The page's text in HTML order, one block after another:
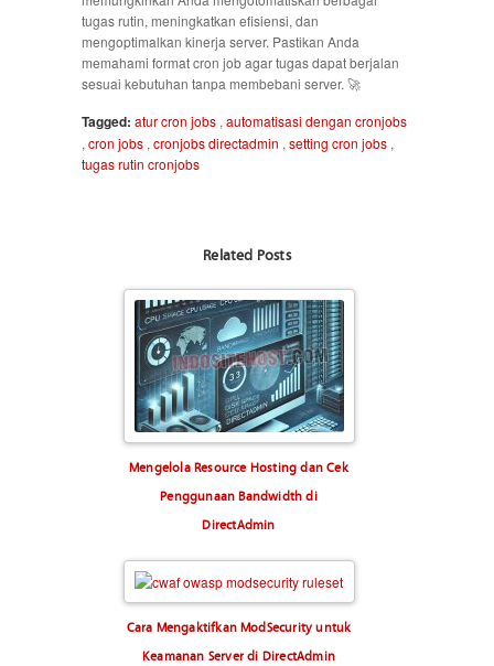
tugas rutin, meningkatkan efisiensi, dan
mengoptimalkan kinerja server. Pastikan Anda
memahami format cron job agar tugas dapat berjalan
sesuai kebutuhan tanpa membebani server. 🚀
Tagged: atur cron jobs , automatisasi dengan cronjobs
, cron jobs , cronjobs directadmin , setting cron jobs ,
tugas rutin cronjobs
Related Posts
Mengelola Resource Hosting dan Cek
Penggunaan Bandwidth di
DirectAdmin
Cara Mengaktifkan ModSecurity untuk
Keamanan Server di DirectAdmin